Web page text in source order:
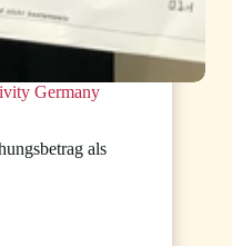
Germany
als